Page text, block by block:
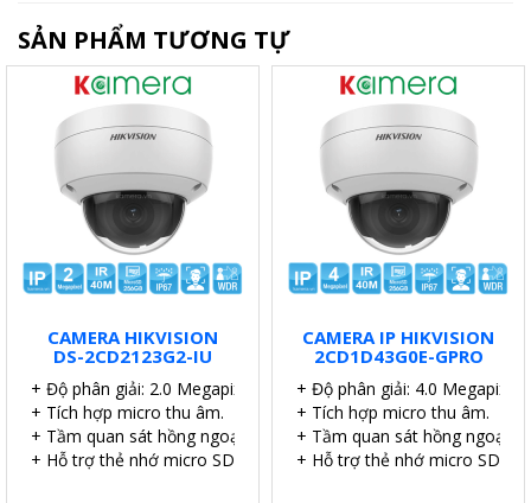
SẢN PHẨM TƯƠNG TỰ
CAMERA HIKVISION
DS-2CD2123G2-IU
+ Độ phân giải: 2.0 Megapixel.
+ Tích hợp micro thu âm.
+ Tầm quan sát hồng ngoại: 40 mét.
+ Hỗ trợ thẻ nhớ micro SD 256GB.
CAMERA IP HIKVISION
2CD1D43G0E-GPRO
+ Độ phân giải: 4.0 Megapixel.
+ Tích hợp micro thu âm.
+ Tầm quan sát hồng ngoại:
+ Hỗ trợ thẻ nhớ micro SD